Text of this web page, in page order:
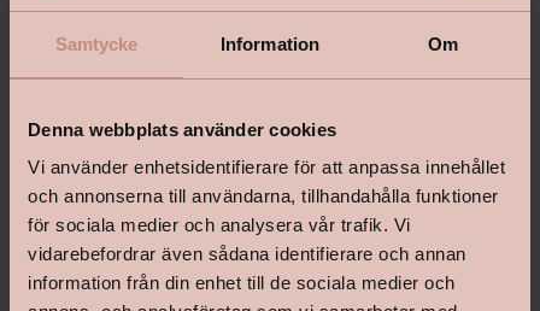
Samtycke Information Om
Denna webbplats använder cookies
Vi använder enhetsidentifierare för att anpassa innehållet
och annonserna till användarna, tillhandahålla funktioner
för sociala medier och analysera vår trafik. Vi
vidarebefordrar även sådana identifierare och annan
information från din enhet till de sociala medier och
Beckers Utomhustvätt Perfekt Fasad